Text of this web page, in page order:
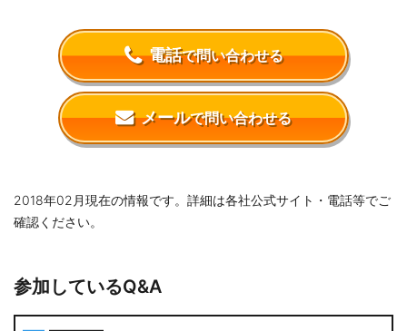
電話で問い合わせる
メールで問い合わせる
2018年02月現在の情報です。詳細は各社公式サイト・電話等でご
確認ください。
参加しているQ&A